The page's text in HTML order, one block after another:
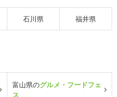
石川県 福井県
富山県のグルメ・フードフェ
ス